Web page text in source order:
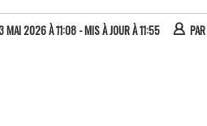
MAI 2026 À 11:08 - MIS À JOUR À 11:55 PAR